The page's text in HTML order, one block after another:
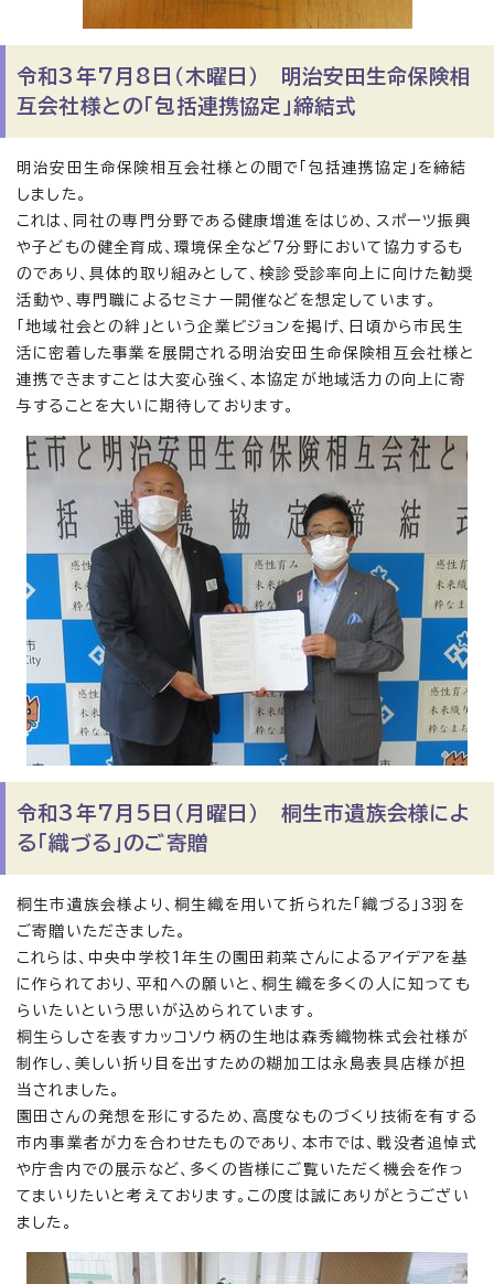
令和3年7月8日（木曜日） 明治安田生命保険相
互会社様との「包括連携協定」締結式
明治安田生命保険相互会社様との間で「包括連携協定」を締結
しました。
これは、同社の専門分野である健康増進をはじめ、スポーツ振興
や子どもの健全育成、環境保全など7分野において協力するも
のであり、具体的取り組みとして、検診受診率向上に向けた勧奨
活動や、専門職によるセミナー開催などを想定しています。
「地域社会との絆」という企業ビジョンを掲げ、日頃から市民生
活に密着した事業を展開される明治安田生命保険相互会社様と
連携できますことは大変心強く、本協定が地域活力の向上に寄
与することを大いに期待しております。
令和3年7月5日（月曜日） 桐生市遺族会様によ
る「織づる」のご寄贈
桐生市遺族会様より、桐生織を用いて折られた「織づる」3羽を
ご寄贈いただきました。
これらは、中央中学校1年生の園田莉菜さんによるアイデアを基
に作られており、平和への願いと、桐生織を多くの人に知っても
らいたいという思いが込められています。
桐生らしさを表すカッコソウ柄の生地は森秀織物株式会社様が
制作し、美しい折り目を出すための糊加工は永島表具店様が担
当されました。
園田さんの発想を形にするため、高度なものづくり技術を有する
市内事業者が力を合わせたものであり、本市では、戦没者追悼式
や庁舎内での展示など、多くの皆様にご覧いただく機会を作っ
てまいりたいと考えております。この度は誠にありがとうござい
ました。